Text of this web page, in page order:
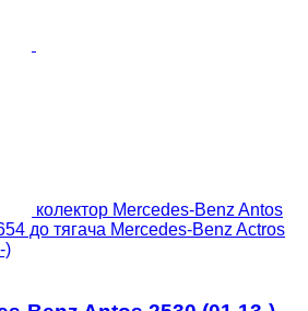
колектор Mercedes-Benz Antos
до тягача Mercedes-Benz Actros
)